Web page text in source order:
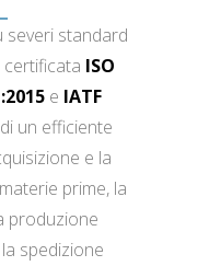
severi standard
certificata ISO
e IATF
un efficiente
e la
prime, la
produzione
spedizione